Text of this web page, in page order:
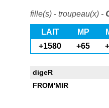
fille(s) - troupeau(x) -
LAIT MP
+1580
+65
digeR
FROM'MIR